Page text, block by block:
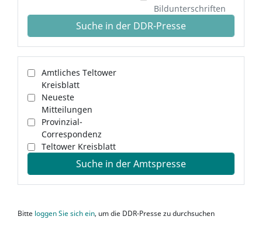
Bildunterschriften
Suche in der DDR-Presse
Amtliches Teltower
Kreisblatt
Neueste
Mitteilungen
Provinzial-
Correspondenz
Teltower Kreisblatt
Suche in der Amtspresse
Bitte loggen Sie sich ein, um die DDR-Presse zu durchsuchen